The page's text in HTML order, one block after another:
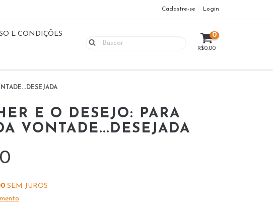
Cadastre-se Login
E CONDIÇÕES 0
R$0,00
E O DESEJO: PARA
VONTADE...DESEJADA
SEM JUROS